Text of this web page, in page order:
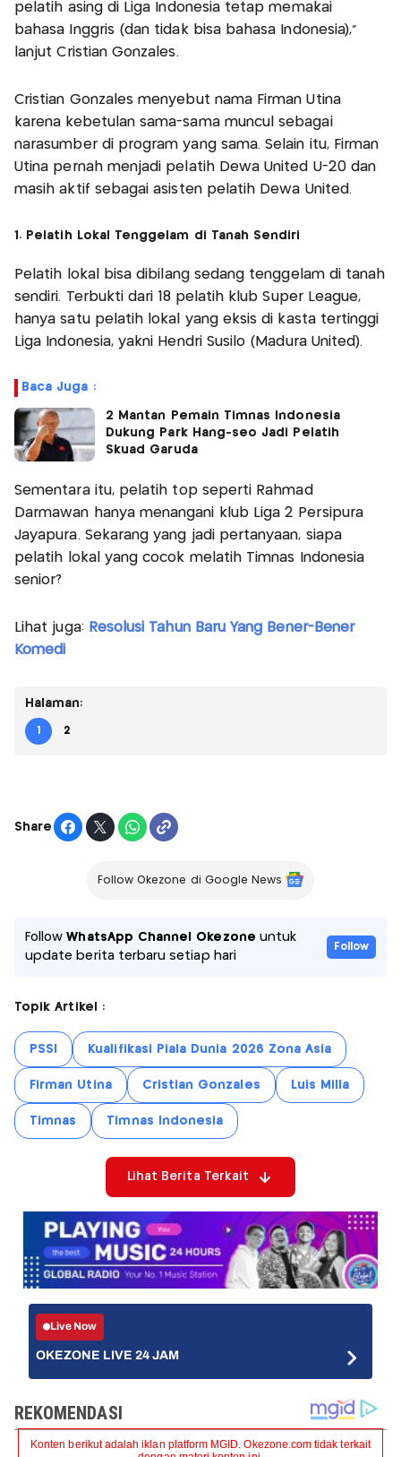
pelatih asing di Liga Indonesia tetap memakai
bahasa Inggris (dan tidak bisa bahasa Indonesia),”
lanjut Cristian Gonzales.
Cristian Gonzales menyebut nama Firman Utina
karena kebetulan sama-sama muncul sebagai
narasumber di program yang sama. Selain itu, Firman
Utina pernah menjadi pelatih Dewa United U-20 dan
masih aktif sebagai asisten pelatih Dewa United.
1. Pelatih Lokal Tenggelam di Tanah Sendiri
Pelatih lokal bisa dibilang sedang tenggelam di tanah
sendiri. Terbukti dari 18 pelatih klub Super League,
hanya satu pelatih lokal yang eksis di kasta tertinggi
Liga Indonesia, yakni Hendri Susilo (Madura United).
Baca Juga :
2 Mantan Pemain Timnas Indonesia
Dukung Park Hang-seo Jadi Pelatih
Skuad Garuda
Sementara itu, pelatih top seperti Rahmad
Darmawan hanya menangani klub Liga 2 Persipura
Jayapura. Sekarang yang jadi pertanyaan, siapa
pelatih lokal yang cocok melatih Timnas Indonesia
senior?
Lihat juga: Resolusi Tahun Baru Yang Bener-Bener
Komedi
Halaman:
1 2
Share
Follow Okezone di Google News
FollowWhatsApp Channel Okezone untuk
update berita terbaru setiap hari
Follow
Topik Artikel :
PSSI Kualifikasi Piala Dunia 2026 Zona Asia
Firman Utina Cristian Gonzales Luis Milla
Timnas Timnas Indonesia
Lihat Berita Terkait
Live Now
OKEZONE LIVE 24 JAM